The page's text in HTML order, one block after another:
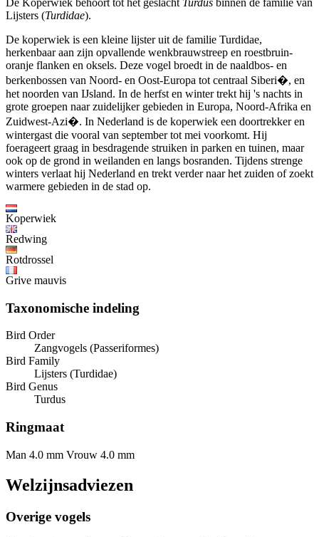
De Koperwiek behoort tot het geslacht Turdus binnen de familie van
Lijsters (Turdidae).
De koperwiek is een kleine lijster uit de familie Turdidae,
herkenbaar aan zijn opvallende wenkbrauwstreep en roestbruin-
oranje flanken en oksels. Deze vogel broedt in de naaldbos- en
berkenbossen van Noord- en Oost-Europa tot centraal Siberi�, en
het noorden van IJsland. In de herfst en winter trekt hij 's nachts in
grote groepen naar zuidelijker gebieden in Europa, Noord-Afrika en
Zuidwest-Azi�. In Nederland is de koperwiek een doortrekker en
wintergast die vooral van september tot mei voorkomt. Hij
foerageert graag in besdragende struiken in parken en tuinen, maar
ook op de grond in weilanden en langs bosranden. Tijdens strenge
winters verlaat hij Nederland en trekt verder naar het zuiden of zoekt
warmere gebieden in de stad op.
Koperwiek
Redwing
Rotdrossel
Grive mauvis
Taxonomische indeling
Bird Order
Zangvogels (Passeriformes)
Bird Family
Lijsters (Turdidae)
Bird Genus
Turdus
Ringmaat
Man 4.0 mm Vrouw 4.0 mm
Welzijnsadviezen
Overige vogels